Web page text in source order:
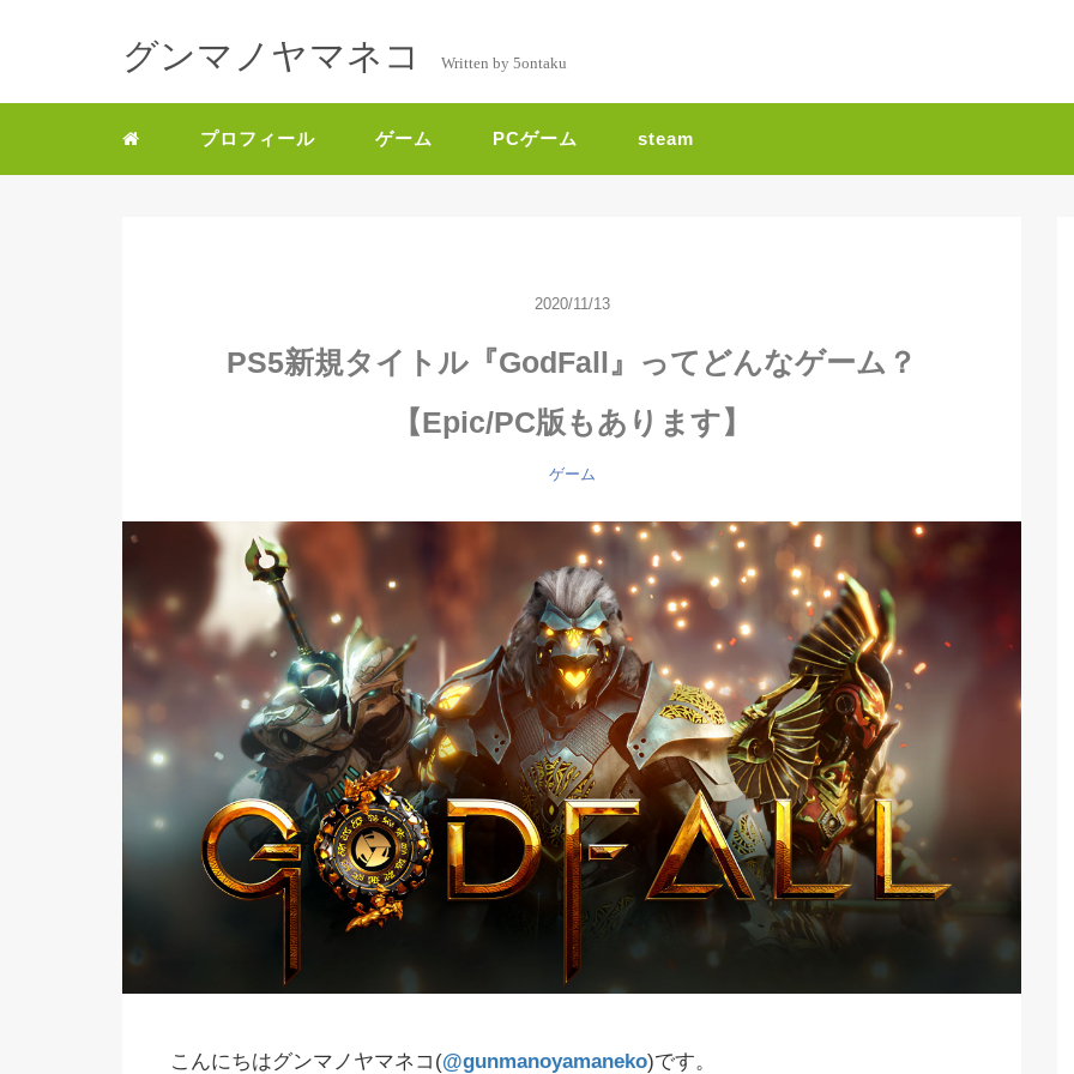
グンマノヤマネコ Written by 5ontaku
プロフィール ゲーム PCゲーム steam
2020/11/13
PS5新規タイトル『GodFall』ってどんなゲーム？
【Epic/PC版もあります】
ゲーム
こんにちはグンマノヤマネコ(@gunmanoyamaneko)です。